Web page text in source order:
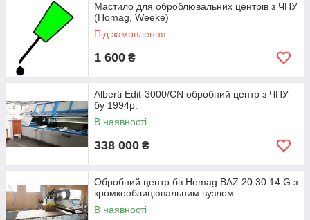
Мастило для оброблювальних центрів з ЧПУ
(Homag, Weeke)
Під замовлення
1 600 ₴
Alberti Edit-3000/CN обробний центр з ЧПУ
бу 1994р.
В наявності
338 000 ₴
Обробний центр бв Homag BAZ 20 30 14 G з
кромкооблицювальним вузлом
В наявності